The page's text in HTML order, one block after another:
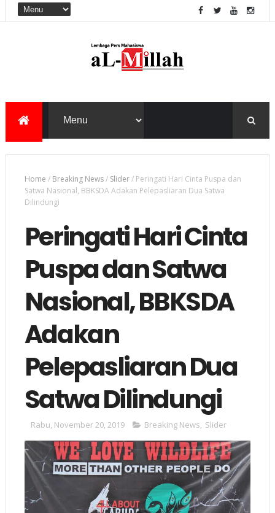
Home / Breaking News/ Slider/ Peringati Hari Cinta Puspa dan
Satwa Nasional, BBKSDA Adakan Pelepasliaran Dua Satwa
Dilindungi
Peringati Hari Cinta
Puspa dan Satwa
Nasional, BBKSDA
Adakan
Pelepasliaran Dua
Satwa Dilindungi
Rabu, November 20, 2019 Breaking News, Slider